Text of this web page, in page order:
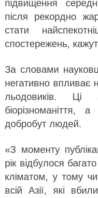
підвищення
після рекордно
стати
спостережень,
За словами
негативно впливає
льодовиків. Ці
біорізноманіття,
добробут людей.
«З моменту
рік відбулося
кліматом, у тому
всій Азії, які